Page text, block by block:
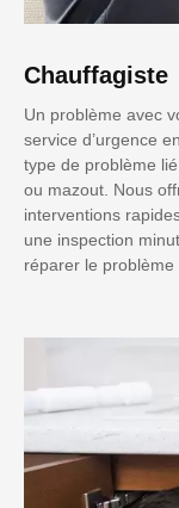
Chauffagiste
Un problème avec
service d’urgence
type de problème
ou mazout. Nous
interventions
une inspection
réparer le problème